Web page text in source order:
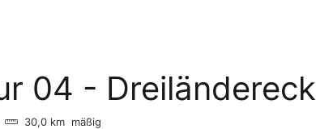
04 - Dreiländereck
30,0 km mäßig